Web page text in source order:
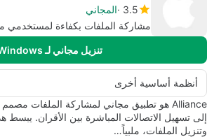
3.5 المجاني
مشاركة الملفات بكفاءة لمستخدمي
تنزيل مجاني لـ Windows
أنظمة أساسية أخرى
إلى تسهيل الاتصالات المباشرة بين الأقران. يبسط
وتنزيل الملفات، ملبياً…